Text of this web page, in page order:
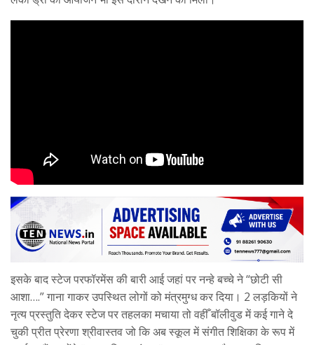
इसके बाद स्टेज परफॉरमेंस की बारी आई जहां पर नन्हे बच्चे ने “छोटी सी
आशा….” गाना गाकर उपस्थित लोगों को मंत्रमुग्ध कर दिया। 2 लड़कियों ने
नृत्य प्रस्तुति देकर स्टेज पर तहलका मचाया तो वहीँ बॉलीवुड में कई गाने दे
चुकी प्रीत प्रेरणा श्रीवास्तव जो कि अब स्कूल में संगीत शिक्षिका के रूप में